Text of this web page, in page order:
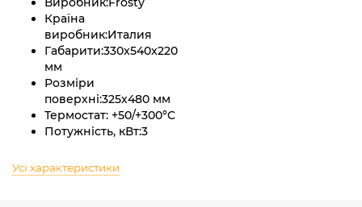
Країна
виробник:Италия
Габарити:330x540x220
мм
Розміри
поверхні:325х480 мм
Термостат: +50/+300°C
Потужність, кВт:3
Усі характеристики